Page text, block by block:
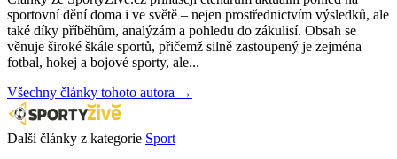
sportovní dění doma i ve světě – nejen prostřednictvím výsledků, ale
také díky příběhům, analýzám a pohledu do zákulisí. Obsah se
věnuje široké škále sportů, přičemž silně zastoupený je zejména
fotbal, hokej a bojové sporty, ale...
Všechny články tohoto autora →
Další články z kategorie Sport